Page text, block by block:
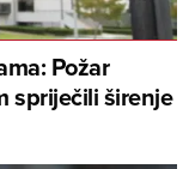
Požar
spriječili širenje